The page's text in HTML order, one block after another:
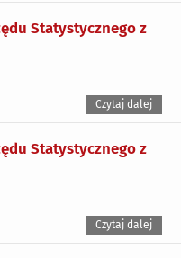
Statystycznego z
Czytaj dalej
Statystycznego z
Czytaj dalej